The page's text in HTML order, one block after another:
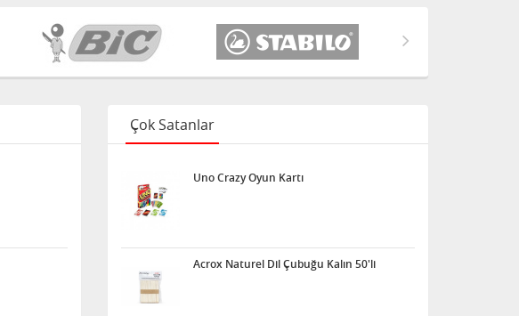
Çok Satanlar
Uno Crazy Oyun Kartı
Acrox Naturel Dil Çubuğu Kalın 50'li